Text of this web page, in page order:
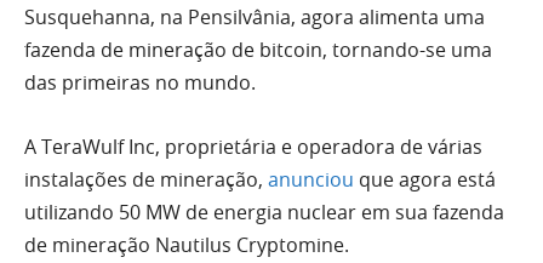
Susquehanna, na Pensilvânia, agora alimenta uma
fazenda de mineração de bitcoin, tornando-se uma
das primeiras no mundo.
A TeraWulf Inc, proprietária e operadora de várias
instalações de mineração, anunciou que agora está
utilizando 50 MW de energia nuclear em sua fazenda
de mineração Nautilus Cryptomine.